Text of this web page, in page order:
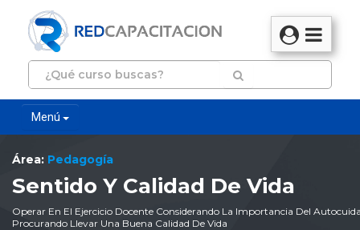
Menú
Área: Pedagogía
Sentido Y Calidad De Vida
Operar En El Ejercicio Docente Considerando La Importancia Del
Procurando Llevar Una Buena Calidad De Vida